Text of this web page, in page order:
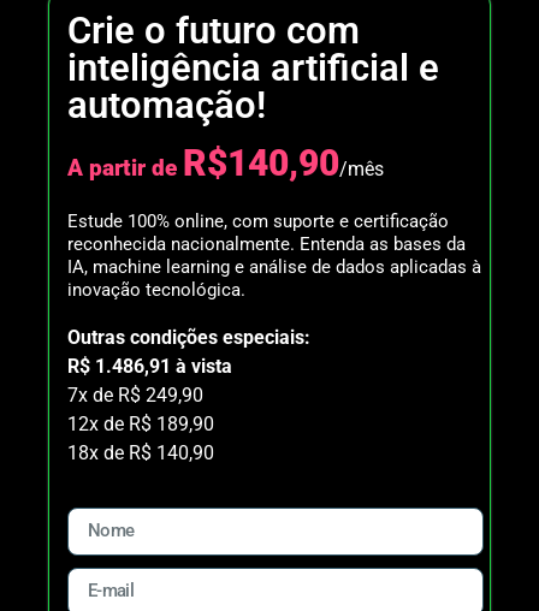
Crie o futuro com
inteligência artificial e
automação!
A partir de R$140,90/mês
Estude 100% online, com suporte e certificação
reconhecida nacionalmente. Entenda as bases da
IA, machine learning e análise de dados aplicadas à
inovação tecnológica.
Outras condições especiais:
R$ 1.486,91 à vista
7x de R$ 249,90
12x de R$ 189,90
18x de R$ 140,90